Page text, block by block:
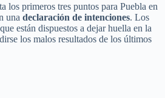
los primeros tres puntos para Puebla en
una declaración de intenciones. Los
están dispuestos a dejar huella en la
los malos resultados de los últimos